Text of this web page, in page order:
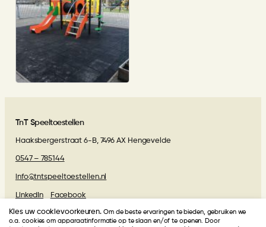
TnT Speeltoestellen
Haaksbergerstraat 6-B, 7496 AX Hengevelde
0547 – 785144
info@tntspeeltoestellen.nl
LinkedIn Facebook
Algemene voorwaarden
Kies uw cookievoorkeuren. Om de beste ervaringen te bieden, gebruiken we
o.a. cookies om apparaatinformatie op te slaan en/of te openen. Door